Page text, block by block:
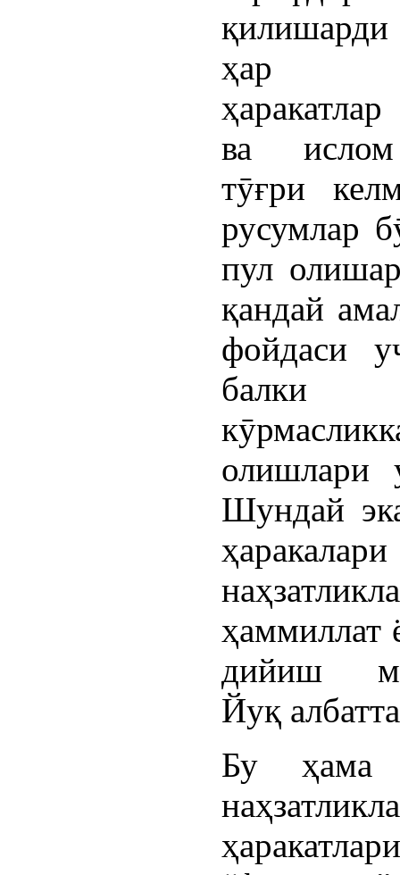
ҳар
ва
тӯғри
русумлар
пул
қандай
фойдаси
балки
олишлари
Шундай
ҳаммиллат
дийиш
Йуқ
Бу ҳама
ҳаракатлари